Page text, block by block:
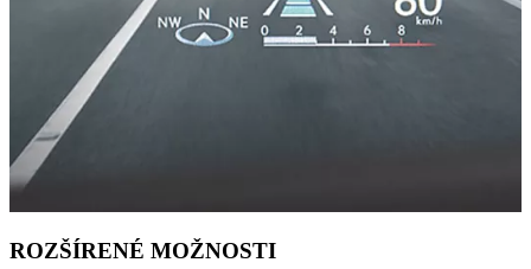
ROZŠÍRENÉ MOŽNOSTI